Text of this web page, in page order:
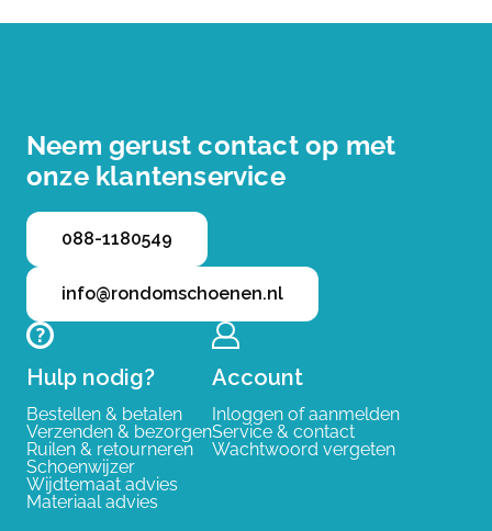
Neem gerust contact op met
onze klantenservice
088-1180549
info@rondomschoenen.nl
Hulp nodig?
Bestellen & betalen
Verzenden & bezorgen
Ruilen & retourneren
Schoenwijzer
Wijdtemaat advies
Materiaal advies
Account
Inloggen of aanmelden
Service & contact
Wachtwoord vergeten